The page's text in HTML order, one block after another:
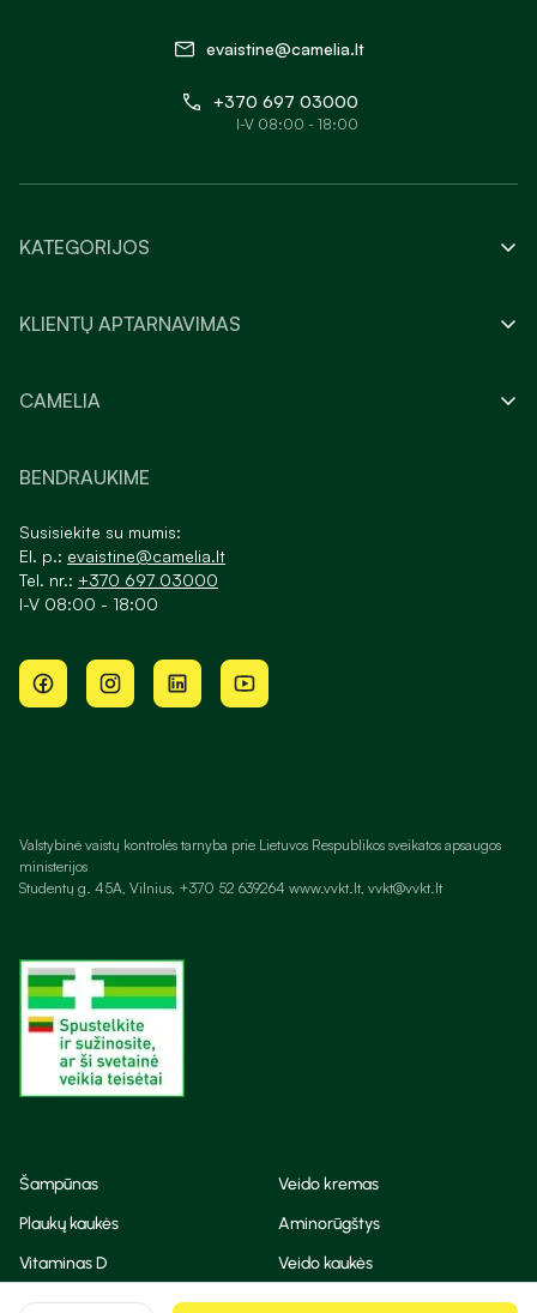
evaistine@camelia.lt
+370 697 03000
I-V 08:00 - 18:00
KATEGORIJOS
KLIENTŲ APTARNAVIMAS
CAMELIA
BENDRAUKIME
Susisiekite su mumis:
El. p.: evaistine@camelia.lt
Tel. nr.: +370 697 03000
I-V 08:00 - 18:00
Valstybinė vaistų kontrolės tarnyba prie Lietuvos Respublikos sveikatos apsaugos
ministerijos
Studentų g. 45A, Vilnius, +370 52 639264 www.vvkt.lt, vvkt@vvkt.lt
Šampūnas
Veido kremas
Plaukų kaukės
Aminorūgštys
Vitaminas D
Veido kaukės
Korėjietiška kosmetika
Eteriniai aliejai